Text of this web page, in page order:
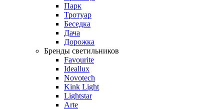
Парк
Тротуар
Беседка
Дача
Дорожка
Бренды светильников
Favourite
Ideallux
Novotech
Kink Light
Lightstar
Arte